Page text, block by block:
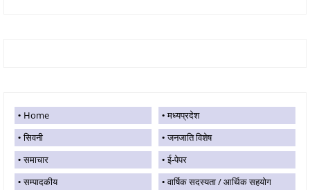
Home
मध्यप्रदेश
सिवनी
जनजाति विशेष
समाचार
ई-पेपर
सम्पादकीय
वार्षिक सदस्यता / आर्थिक सहयोग